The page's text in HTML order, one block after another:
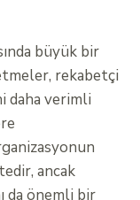
büyük bir
rekabetçi
daha verimli
ancak
da önemli bir